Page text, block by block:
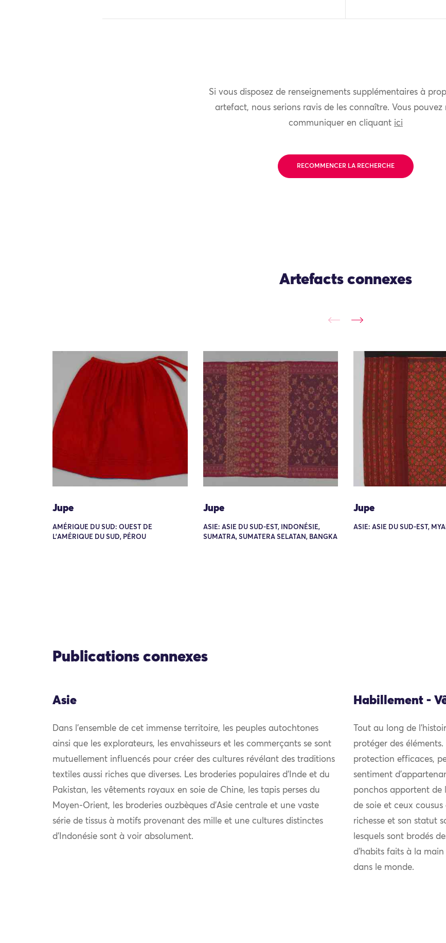
Si vous disposez de renseignements supplémentaires à
artefact, nous serions ravis de les connaître. Vous pouvez
communiquer en cliquant ici
RECOMMENCER LA RECHERCHE
Artefacts connexes
Jupe
AMÉRIQUE DU SUD: OUEST DE
L'AMÉRIQUE DU SUD, PÉROU
Jupe
ASIE: ASIE DU SUD-EST, INDONÉSIE,
SUMATRA, SUMATERA SELATAN, BANGKA
Jupe
ASIE: ASIE DU SUD-EST,
Publications connexes
Asie
Dans l’ensemble de cet immense territoire, les peuples autochtones
ainsi que les explorateurs, les envahisseurs et les commerçants se sont
mutuellement influencés pour créer des cultures révélant des traditions
textiles aussi riches que diverses. Les broderies populaires d’Inde et du
Pakistan, les vêtements royaux en soie de Chine, les tapis perses du
Moyen-Orient, les broderies ouzbèques d’Asie centrale et une vaste
série de tissus à motifs provenant des mille et une cultures distinctes
d’Indonésie sont à voir absolument.
Habillement -
Tout au long de
protéger des
protection efficaces,
sentiment
ponchos apportent de
de soie et ceux cousus
richesse et son statut
lesquels sont brodés
d’habits faits à la
dans le monde.